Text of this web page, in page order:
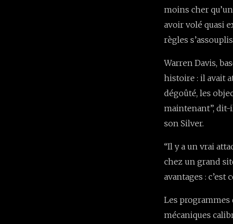
moins cher
avoir volé quasi
règles
Warren Davis,
histoire : il avait
dégoûté, les
maintenant”, dit-
son Silver.
“Il y a un vrai
chez un grand
avantages : c’est
Les programmes
mécaniques